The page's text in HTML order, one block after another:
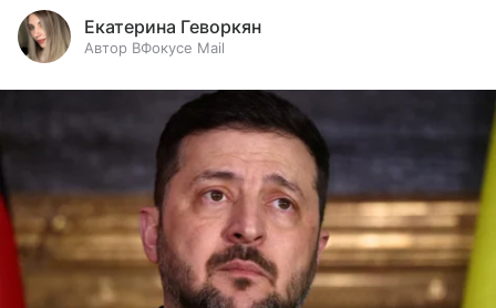
Екатерина Геворкян
Автор ВФокусе Mail